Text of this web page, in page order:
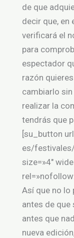
de que
decir que,
verificará el
para
espectador
razón
cambiarlo
realizar la
tendrás que
[su_button
es/
size=»4″
Así que no lo
antes de que
antes que
nueva